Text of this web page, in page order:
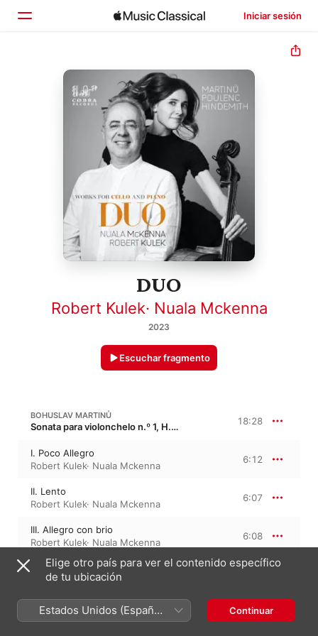
Iniciar sesión
Inicio
Explorar
DUO
Robert Kulek· Nuala Mckenna
2023
Escuchar fragmento
BOHUSLAV MARTINŮ
Sonata para violonchelo n.º 1, H. 277 18:28
I. Poco Allegro
Robert Kulek· Nuala Mckenna
6:12
II. Lento
Robert Kulek· Nuala Mckenna
6:07
III. Allegro con brio
Robert Kulek· Nuala Mckenna
6:08
FRANCIS POULENC
I. Allegro – Tempo di Marcia
6:07
Elige otro país para ver el contenido específico
de tu ubicación
Estados Unidos (Español
México)
Continuar